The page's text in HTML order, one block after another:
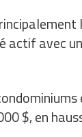
actif avec
$, en